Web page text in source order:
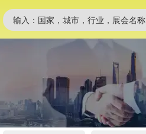
输入：国家，城市，行业，展会名称